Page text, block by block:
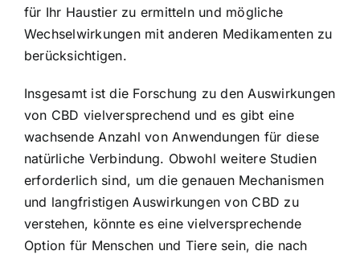
für Ihr Haustier zu ermitteln und mögliche
Wechselwirkungen mit anderen Medikamenten zu
berücksichtigen.
Insgesamt ist die Forschung zu den Auswirkungen
von CBD vielversprechend und es gibt eine
wachsende Anzahl von Anwendungen für diese
natürliche Verbindung. Obwohl weitere Studien
erforderlich sind, um die genauen Mechanismen
und langfristigen Auswirkungen von CBD zu
verstehen, könnte es eine vielversprechende
Option für Menschen und Tiere sein, die nach